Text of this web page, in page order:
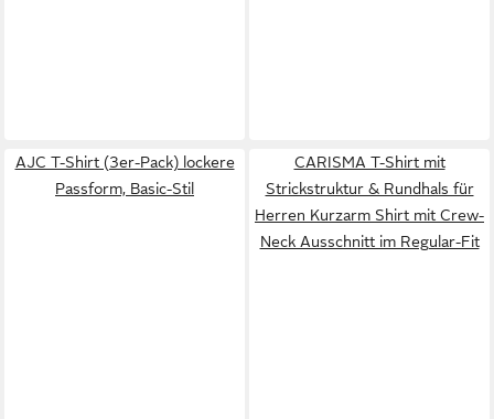
AJC T-Shirt (3er-Pack) lockere
Passform, Basic-Stil
CARISMA T-Shirt mit
Strickstruktur & Rundhals für
Herren Kurzarm Shirt mit Crew-
Neck Ausschnitt im Regular-Fit